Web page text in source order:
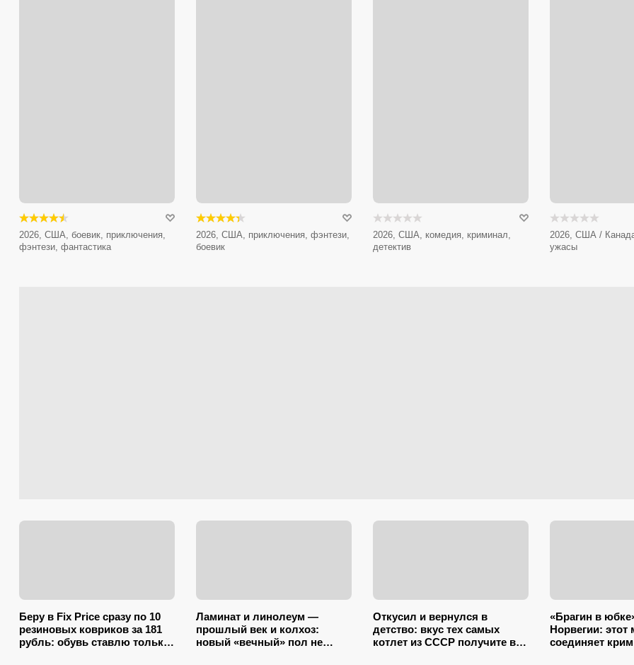
2026, США, боевик, приключения,
фэнтези, фантастика
2026, США, приключения, фэнтези,
боевик
2026, США, комедия, криминал,
детектив
2026, США /
ужасы
Беру в Fix Price сразу по 10
резиновых ковриков за 181
рубль: обувь ставлю только
Ламинат и линолеум —
прошлый век и колхоз:
новый «вечный» пол не
Откусил и вернулся в
детство: вкус тех самых
котлет из СССР получите в
«Брагин в
Норвегии: этот
соединяет